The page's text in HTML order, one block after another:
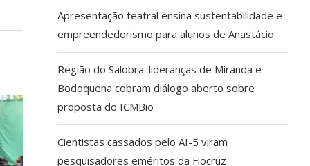
Apresentação teatral ensina sustentabilidade e
empreendedorismo para alunos de Anastácio
Região do Salobra: lideranças de Miranda e
Bodoquena cobram diálogo aberto sobre
proposta do ICMBio
Cientistas cassados pelo AI-5 viram
pesquisadores eméritos da Fiocruz